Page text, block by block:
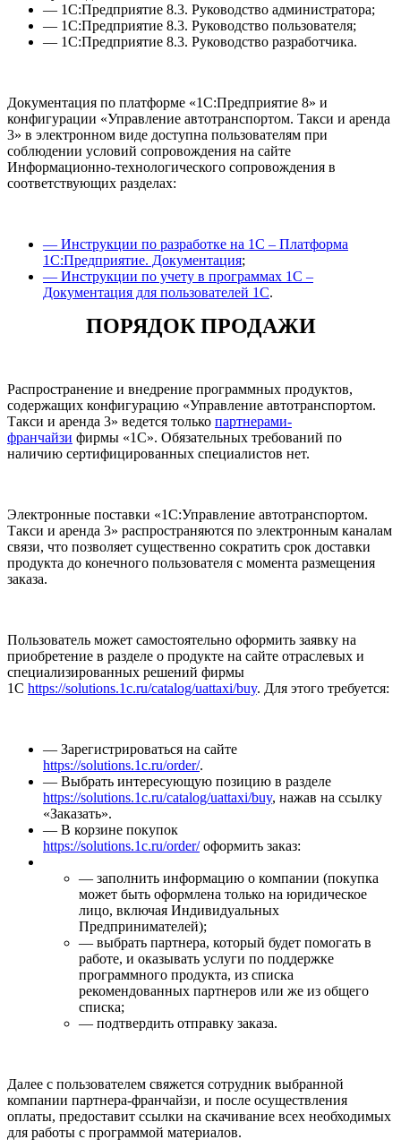
— 1С:Предприятие 8.3. Руководство администратора;
— 1С:Предприятие 8.3. Руководство пользователя;
— 1С:Предприятие 8.3. Руководство разработчика.
Документация по платформе «1С:Предприятие 8» и
конфигурации «Управление автотранспортом. Такси и аренда
3» в электронном виде доступна пользователям при
соблюдении условий сопровождения на сайте
Информационно-технологического сопровождения в
соответствующих разделах:
— Инструкции по разработке на 1С – Платформа
1С:Предприятие. Документация;
— Инструкции по учету в программах 1С –
Документация для пользователей 1С.
ПОРЯДОК ПРОДАЖИ
Распространение и внедрение программных продуктов,
содержащих конфигурацию «Управление автотранспортом.
Такси и аренда 3» ведется только партнерами-
франчайзи фирмы «1С». Обязательных требований по
наличию сертифицированных специалистов нет.
Электронные поставки «1С:Управление автотранспортом.
Такси и аренда 3» распространяются по электронным каналам
связи, что позволяет существенно сократить срок доставки
продукта до конечного пользователя с момента размещения
заказа.
Пользователь может самостоятельно оформить заявку на
приобретение в разделе о продукте на сайте отраслевых и
специализированных решений фирмы
1С https://solutions.1c.ru/catalog/uattaxi/buy. Для этого требуется:
— Зарегистрироваться на сайте
https://solutions.1c.ru/order/.
— Выбрать интересующую позицию в разделе
https://solutions.1c.ru/catalog/uattaxi/buy, нажав на ссылку
«Заказать».
— В корзине покупок
https://solutions.1c.ru/order/оформить заказ:
— заполнить информацию о компании (покупка
может быть оформлена только на юридическое
лицо, включая Индивидуальных
Предпринимателей);
— выбрать партнера, который будет помогать в
работе, и оказывать услуги по поддержке
программного продукта, из списка
рекомендованных партнеров или же из общего
списка;
— подтвердить отправку заказа.
Далее с пользователем свяжется сотрудник выбранной
компании партнера-франчайзи, и после осуществления
оплаты, предоставит ссылки на скачивание всех необходимых
для работы с программой материалов.